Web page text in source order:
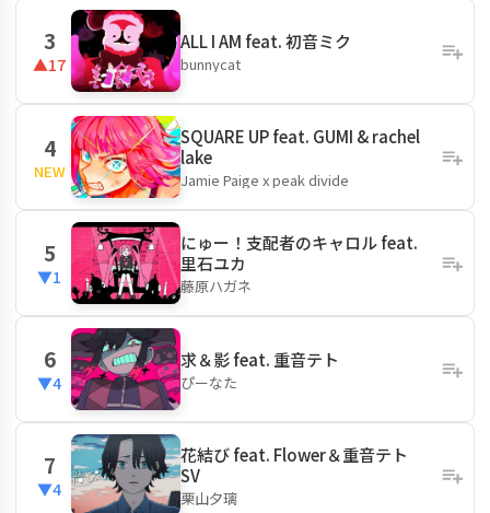
3
▲17
ALL I AM feat. 初音ミク
bunnycat
4
NEW
SQUARE UP feat. GUMI & rachel
lake
Jamie Paige x peak divide
5
▼1
にゅー！支配者のキャロル feat.
里石ユカ
藤原ハガネ
6
▼4
求＆影 feat. 重音テト
ぴーなた
7
▼4
花結び feat. Flower＆重音テト
SV
栗山夕璃